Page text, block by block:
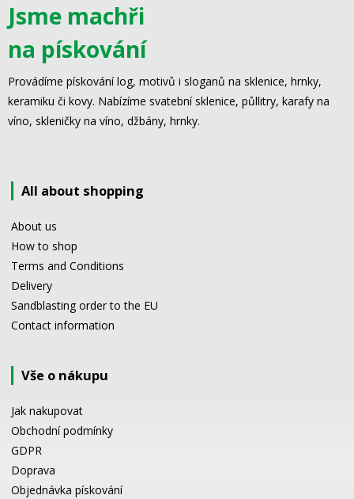
Jsme machři
na pískování
Provádíme pískování log, motivů i sloganů na sklenice, hrnky,
keramiku či kovy. Nabízíme svatební sklenice, půllitry, karafy na
víno, skleničky na víno, džbány, hrnky.
All about shopping
About us
How to shop
Terms and Conditions
Delivery
Sandblasting order to the EU
Contact information
Vše o nákupu
Jak nakupovat
Obchodní podmínky
GDPR
Doprava
Objednávka pískování